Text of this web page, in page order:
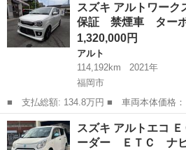
キー 電動格納ミラー ＣＶＴ 盗難防
衝突安全ボデ...
スズキ アルトワー
保証 禁煙車 ター
1,320,000円
アルト
114,192km
2021年
福岡市
■ 支払総額: 134.8万円 ■ 車両本体価格： 1,320,000 円 ■ メーカ
ー名： スズキ ■ 車種名： アルトワー
ースグレード １年保証 禁煙車 ターボ
ロシート...
福岡 福岡市 アルト
スズキ アルトエコ
ーダー ＥＴＣ ナ